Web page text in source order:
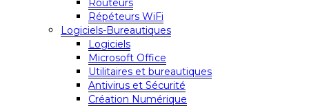
Routeurs
Répéteurs WiFi
Logiciels-Bureautiques
Logiciels
Microsoft Office
Utilitaires et bureautiques
Antivirus et Sécurité
Création Numérique